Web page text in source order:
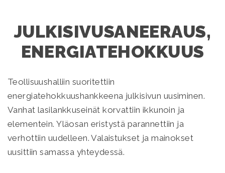
JULKISIVUSANEERAUS,
ENERGIATEHOKKUUS
Teollisuushalliin suoritettiin
energiatehokkuushankkeena julkisivun uusiminen.
Vanhat lasilankkuseinät korvattiin ikkunoin ja
elementein. Yläosan eristystä parannettiin ja
verhottiin uudelleen. Valaistukset ja mainokset
uusittiin samassa yhteydessä.